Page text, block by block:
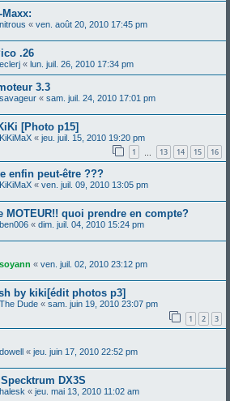
nitrous « ven. août 20, 2010 17:45 pm
.26
eclerj « lun. juil. 26, 2010 17:34 pm
3.3
savageur « sam. juil. 24, 2010 17:01 pm
[Photo p15]
KiKiMaX « jeu. juil. 15, 2010 19:20 pm
1 13 14 15 16
enfin peut-être ???
KiKiMaX « ven. juil. 09, 2010 13:05 pm
MOTEUR!! quoi prendre en compte?
ben006 « dim. juil. 04, 2010 15:24 pm
soyann « ven. juil. 02, 2010 23:12 pm
by kiki[édit photos p3]
The Dude « sam. juin 19, 2010 23:07 pm
1 2 3
dowell « jeu. juin 17, 2010 22:52 pm
DX3S
halesk « jeu. mai 13, 2010 11:02 am